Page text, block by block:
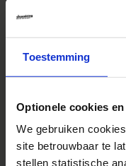
Toestemming
Optionele cookies
We gebruiken
site betrouwbaar te
stellen statistische
Februari
Maart 2 5 12
Juni 21 11 12
Juli 24 11